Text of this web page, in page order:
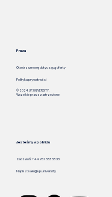
Prawa
Otwórz umowę dotyczącą oferty
Polityka prywatności
© 2024. UP.UNIVERSITY.
Wszelkie prawa zastrzeżone
Jesteśmy w pobliżu
Napisz:sale@up.university
Zadzwoń: +44 767 333 33 33